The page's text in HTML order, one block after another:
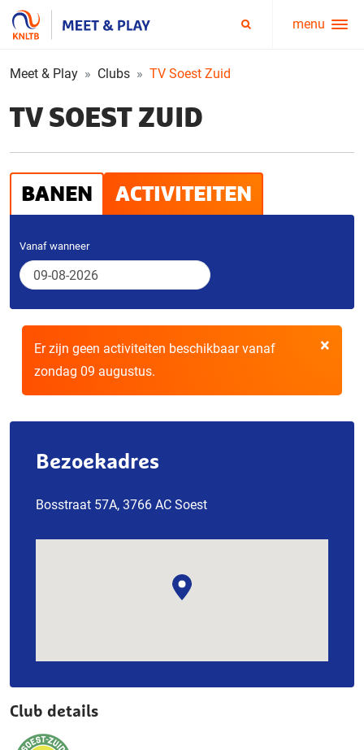
Service
menu
menu
Meet & Play Clubs TV Soest Zuid
TV SOEST ZUID
BANEN ACTIVITEITEN
Vanaf wanneer
×
Er zijn geen activiteiten beschikbaar vanaf
zondag 09 augustus.
Bezoekadres
Bosstraat 57A, 3766 AC Soest
Club details